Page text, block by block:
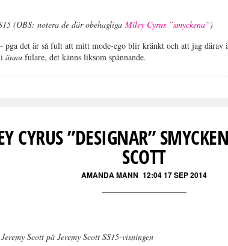
(OBS: notera de där obehagligaMiley Cyrus ”smyckena”)
pga det är så fult att mitt mode-ego blir kränkt och att jag därav
ännu fulare, det känns liksom spännande.
CYRUS ”DESIGNAR”
SCOTT
AMANDA MANN 12:04 17 SEP 2014
Scott på Jeremy Scott SS15-visningen